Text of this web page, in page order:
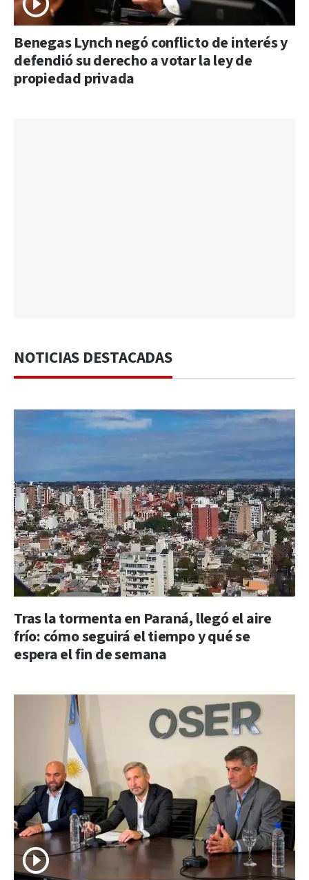
Benegas Lynch negó conflicto de interés y
defendió su derecho a votar la ley de
propiedad privada
NOTICIAS DESTACADAS
Tras la tormenta en Paraná, llegó el aire
frío: cómo seguirá el tiempo y qué se
espera el fin de semana